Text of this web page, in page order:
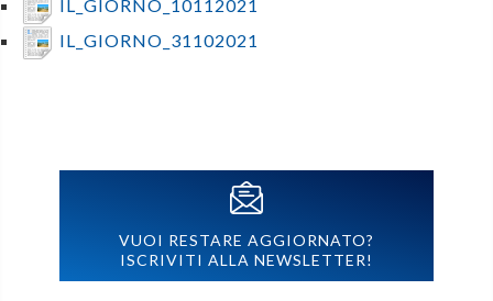
IL_GIORNO_10112021
IL_GIORNO_31102021
VUOI RESTARE AGGIORNATO?
ISCRIVITI ALLA NEWSLETTER!